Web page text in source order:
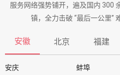
服务网络强势铺开，遍及国内 300
镇，全力击破 “最后一公里”
安徽 北京 福建
安庆 蚌埠